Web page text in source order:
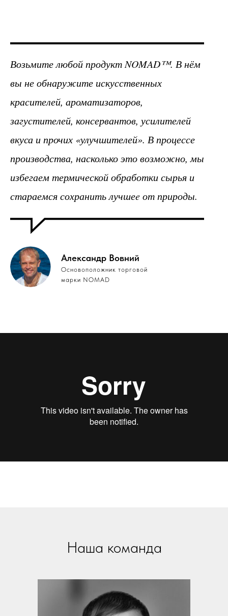
Возьмите любой продукт NOMAD™. В нём
вы не обнаружите искусственных
красителей, ароматизаторов,
загустителей, консервантов, усилителей
вкуса и прочих «улучшителей». В процессе
производства, насколько это возможно, мы
избегаем термической обработки сырья и
стараемся сохранить лучшеe от природы.
Александр Вовний
Основоположник торговой
марки NOMAD
Наша команда